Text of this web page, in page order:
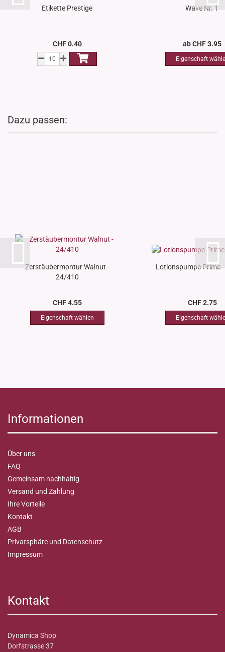
Etikette Prestige
CHF 0.40
Wave Nr. 1
ab CHF 3.95
Dazu passen:
Zerstäubermontur Walnut -
24/410
CHF 4.55
Lotionspumpe Prime
CHF 2.75
Informationen
Über uns
FAQ
Gemeinsam nachhaltig
Versand und Zahlung
Ihre Vorteile
Kontakt
AGB
Privatsphäre und Datenschutz
Impressum
Kontakt
Dynamica Shop
Dorfstrasse 37